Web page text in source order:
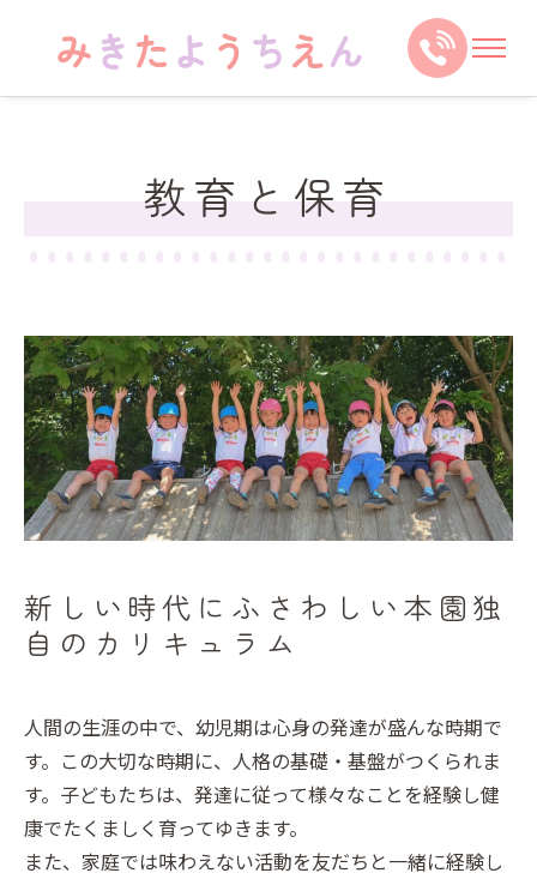
教育と保育
新しい時代にふさわしい本園独
自のカリキュラム
人間の生涯の中で、幼児期は心身の発達が盛んな時期で
す。この大切な時期に、人格の基礎・基盤がつくられま
す。子どもたちは、発達に従って様々なことを経験し健
康でたくましく育ってゆきます。
また、家庭では味わえない活動を友だちと一緒に経験し